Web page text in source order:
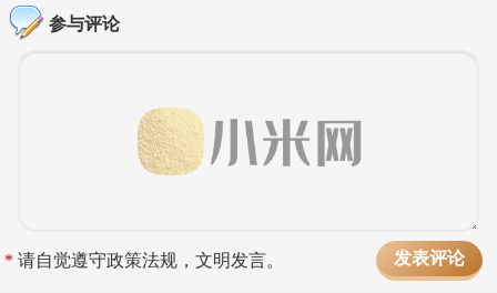
参与评论
* 请自觉遵守政策法规，文明发言。